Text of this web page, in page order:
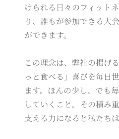
けられる日々のフィット
り、誰もが参加できる大
ができます。
この理念は、弊社の掲げ
っと食べる」喜びを毎日
ます。ほんの少し、でも
していくこと。その積み
支える力になると私たち